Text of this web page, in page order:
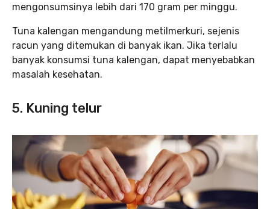
mengonsumsinya lebih dari 170 gram per minggu.
Tuna kalengan mengandung metilmerkuri, sejenis
racun yang ditemukan di banyak ikan. Jika terlalu
banyak konsumsi tuna kalengan, dapat menyebabkan
masalah kesehatan.
5. Kuning telur